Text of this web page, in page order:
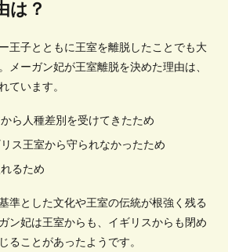
は？
王子とともに王室を離脱したことでも大
メーガン妃が王室離脱を決めた理由は、
ています。
ら人種差別を受けてきたため
ス王室から守られなかったため
るため
準とした文化や王室の伝統が根強く残る
ン妃は王室からも、イギリスからも閉め
ることがあったようです。